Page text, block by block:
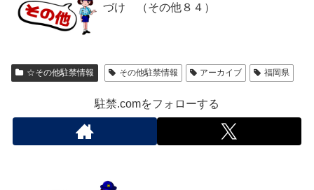
づけ （その他８４）
☆その他駐禁情報 その他駐禁情報 アーカイブ 福岡県
駐禁.comをフォローする